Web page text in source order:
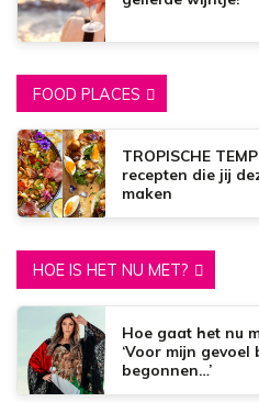
FOOD PLACES
TROPISCHE
recepten die jij
maken
HOE IS HET NU MET?
Hoe gaat het nu
‘Voor mijn
begonnen…’